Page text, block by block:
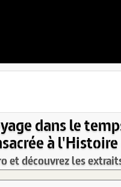
dans le
à l'Histoire
et découvrez les